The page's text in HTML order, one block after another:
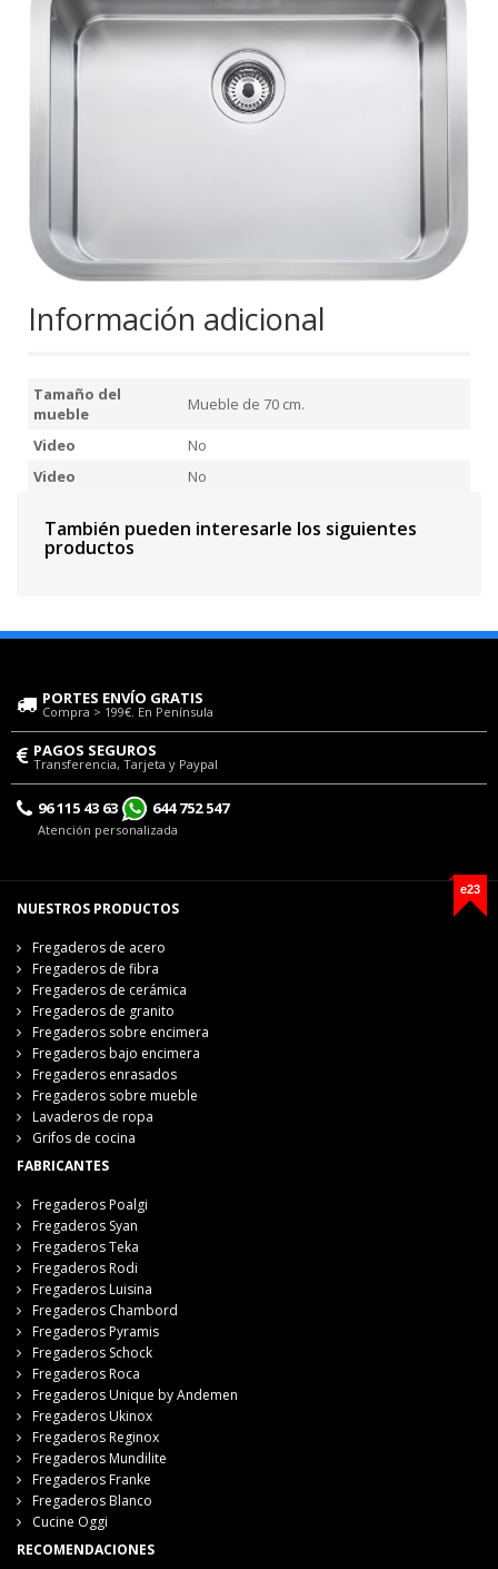
Información adicional
Tamaño del
mueble
Mueble de 70 cm.
Video
No
Video
No
También pueden interesarle los siguientes
productos
PORTES ENVÍO GRATIS
Compra > 199€. En Península
PAGOS SEGUROS
Transferencia, Tarjeta y Paypal
96 115 43 63 644 752 547
Atención personalizada
e23
NUESTROS PRODUCTOS
Fregaderos de acero
Fregaderos de fibra
Fregaderos de cerámica
Fregaderos de granito
Fregaderos sobre encimera
Fregaderos bajo encimera
Fregaderos enrasados
Fregaderos sobre mueble
Lavaderos de ropa
Grifos de cocina
FABRICANTES
Fregaderos Poalgi
Fregaderos Syan
Fregaderos Teka
Fregaderos Rodi
Fregaderos Luisina
Fregaderos Chambord
Fregaderos Pyramis
Fregaderos Schock
Fregaderos Roca
Fregaderos Unique by Andemen
Fregaderos Ukinox
Fregaderos Reginox
Fregaderos Mundilite
Fregaderos Franke
Fregaderos Blanco
Cucine Oggi
RECOMENDACIONES